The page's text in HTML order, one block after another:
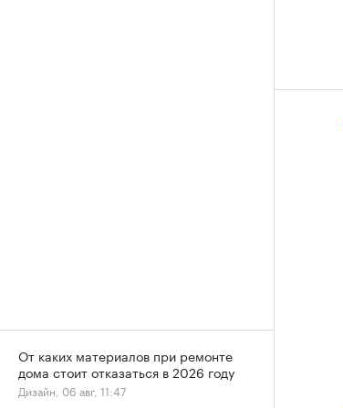
От каких материалов при ремонте
дома стоит отказаться в 2026 году
Дизайн, 06 авг, 11:47